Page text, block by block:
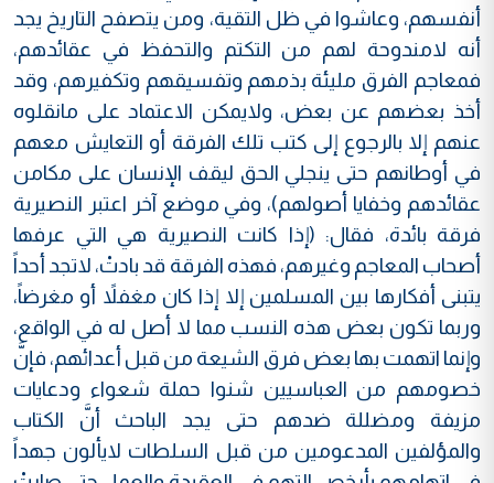
أنفسهم، وعاشوا في ظل التقية، ومن يتصفح التاريخ يجد
أنه لامندوحة لهم من التكتم والتحفظ في عقائدهم،
فمعاجم الفرق مليئة بذمهم وتفسيقهم وتكفيرهم، وقد
أخذ بعضهم عن بعض، ولايمكن الاعتماد على مانقلوه
عنهم إلا بالرجوع إلى كتب تلك الفرقة أو التعايش معهم
في أوطانهم حتى ينجلي الحق ليقف الإنسان على مكامن
عقائدهم وخفايا أصولهم)، وفي موضع آخر اعتبر النصيرية
فرقة بائدة، فقال: (إذا كانت النصيرية هي التي عرفها
أصحاب المعاجم وغيرهم، فهذه الفرقة قد بادتْ، لاتجد أحداً
يتبنى أفكارها بين المسلمين إلا إذا كان مغفلاً أو مغرضاً،
وربما تكون بعض هذه النسب مما لا أصل له في الواقع،
وإنما اتهمت بها بعض فرق الشيعة من قبل أعدائهم، فإنَّ
خصومهم من العباسيين شنوا حملة شعواء ودعايات
مزيفة ومضللة ضدهم حتى يجد الباحث أنَّ الكتاب
والمؤلفين المدعومين من قبل السلطات لايألون جهداً